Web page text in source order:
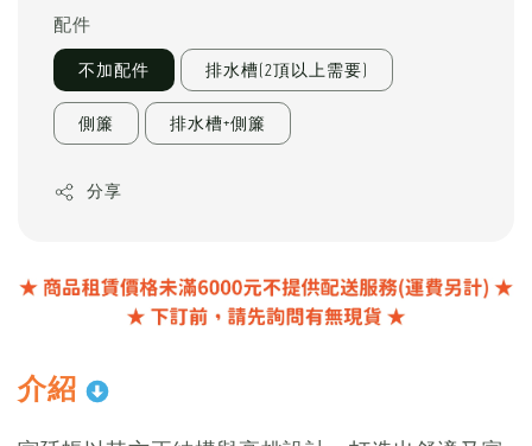
配件
不加配件 排水槽(2頂以上需要)
側簾 排水槽+側簾
分享
介紹